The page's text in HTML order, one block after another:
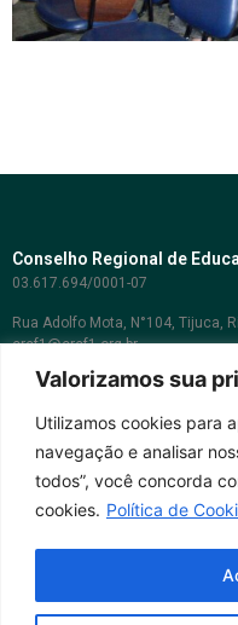
Valorizamos sua
Utilizamos cookies para
navegação e analisar
todos”, você concorda
cookies. Política de
Conselho Regional de
03.617.694/0001-07
Rua Adolfo Mota, N°104, Tijuca,
cref1@cref1.org.br
Assessoria de
Horários de atendimento:
Whatsapp: (21) 2569-2398